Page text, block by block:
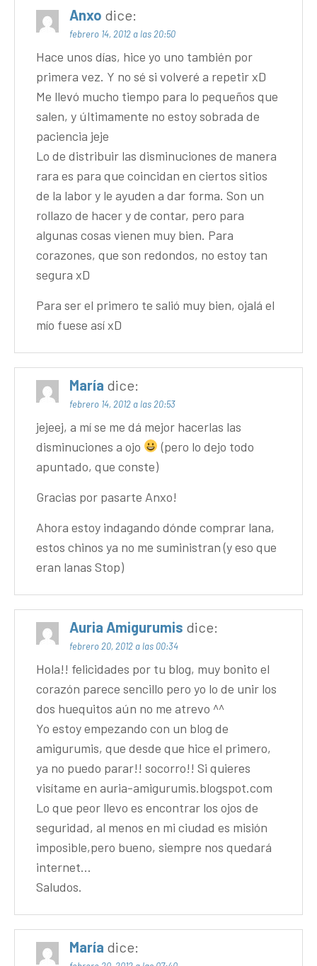
Anxo dice:
febrero 14, 2012 a las 20:50
Hace unos días, hice yo uno también por
primera vez. Y no sé si volveré a repetir xD
Me llevó mucho tiempo para lo pequeños que
salen, y últimamente no estoy sobrada de
paciencia jeje
Lo de distribuir las disminuciones de manera
rara es para que coincidan en ciertos sitios
de la labor y le ayuden a dar forma. Son un
rollazo de hacer y de contar, pero para
algunas cosas vienen muy bien. Para
corazones, que son redondos, no estoy tan
segura xD
Para ser el primero te salió muy bien, ojalá el
mío fuese así xD
María dice:
febrero 14, 2012 a las 20:53
jejeej, a mí se me dá mejor hacerlas las
disminuciones a ojo
(pero lo dejo todo
apuntado, que conste)
Gracias por pasarte Anxo!
Ahora estoy indagando dónde comprar lana,
estos chinos ya no me suministran (y eso que
eran lanas Stop)
Auria Amigurumis dice:
febrero 20, 2012 a las 00:34
Hola!! felicidades por tu blog, muy bonito el
corazón parece sencillo pero yo lo de unir los
dos huequitos aún no me atrevo ^^
Yo estoy empezando con un blog de
amigurumis, que desde que hice el primero,
ya no puedo parar!! socorro!! Si quieres
visítame en auria-amigurumis.blogspot.com
Lo que peor llevo es encontrar los ojos de
seguridad, al menos en mi ciudad es misión
imposible,pero bueno, siempre nos quedará
internet…
Saludos.
María dice: